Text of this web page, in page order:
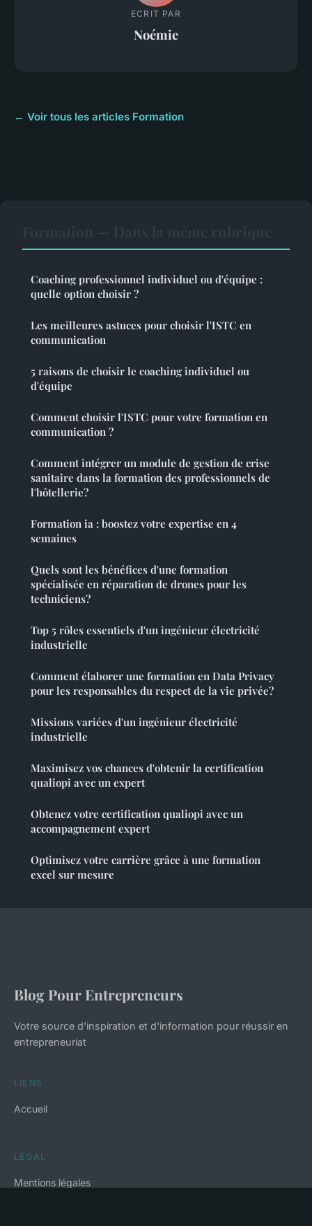
ECRIT PAR
Noémie
← Voir tous les articles Formation
Coaching professionnel individuel ou d'équipe :
quelle option choisir ?
Les meilleures astuces pour choisir l'ISTC en
communication
5 raisons de choisir le coaching individuel ou
d'équipe
Comment choisir l'ISTC pour votre formation en
communication ?
Comment intégrer un module de gestion de crise
sanitaire dans la formation des professionnels de
l'hôtellerie?
Formation ia : boostez votre expertise en 4
semaines
Quels sont les bénéfices d'une formation
spécialisée en réparation de drones pour les
techniciens?
Top 5 rôles essentiels d'un ingénieur électricité
industrielle
Comment élaborer une formation en Data Privacy
pour les responsables du respect de la vie privée?
Missions variées d'un ingénieur électricité
industrielle
Maximisez vos chances d'obtenir la certification
qualiopi avec un expert
Obtenez votre certification qualiopi avec un
accompagnement expert
Optimisez votre carrière grâce à une formation
excel sur mesure
Blog Pour Entrepreneurs
Votre source d'inspiration et d'information pour réussir en
entrepreneuriat
LIENS
Accueil
LÉGAL
Mentions légales